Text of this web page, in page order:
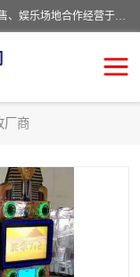
广州华耀动漫科技有限公司是一家集研发、生产、销售、娱乐场地合作经营于一体的动漫游戏公司。本公司拥有一支年轻化集研发生产到售后服务的队伍，及时地为客户提供、赚钱的产品。本公司以雄厚的实力、合理的价格、优良的服务与多家企业建立了长期的合作关系。热诚欢迎各界前来参观、考察、洽谈业务。目前公司经营的产品有：各种捕渔游戏机系列，大型模拟机系列、轮盘机系列、连线机系列、框体机系列、玛莉机系列等。
厂商
回收
回收